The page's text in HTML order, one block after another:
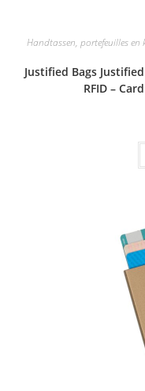
Handtassen, portefeuilles en
Justified Bags
RFID –